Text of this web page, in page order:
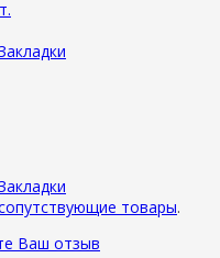
товары.
Ваш отзыв